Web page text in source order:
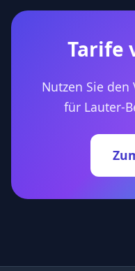
Tarife
Nutzen Sie
für Lauter-